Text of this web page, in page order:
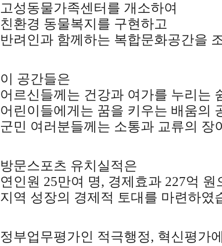
고성동물가족센터를 개소하여
친환경 동물복지를 구현하고
반려인과 함께하는 복합문화공간을
이 공간들은
어르신들께는 건강과 여가를 누리는
어린이들에게는 꿈을 키우는 배움의
군민 여러분들께는 소통과 교류의 장
방문스포츠 유치실적은
연인원 25만여 명, 경제효과 227억 원
지역 성장의 경제적 토대를 마련하였
정부업무평가인 적극행정, 혁신평가